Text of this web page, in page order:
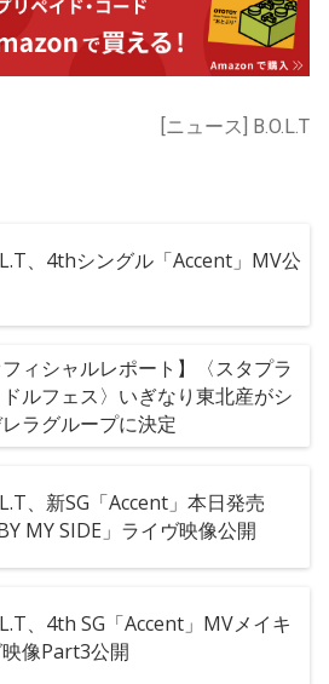
[ニュース] B.O.L.T
、4thシングル「Accent」MV公
フィシャルレポート】〈スタプラ
ルフェス〉いぎなり東北産がシ
ラグループに決定
、新SG「Accent」本日発売
MY SIDE」ライヴ映像公開
、4th SG「Accent」MVメイキ
像Part3公開